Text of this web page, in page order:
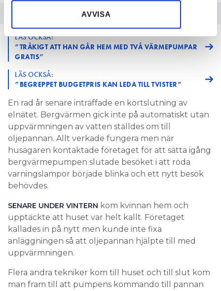
samlat in när du har använt deras tjänster.
AVVISA
LÄS OCKSÅ:
”TRÅKIGT ATT HAN GÅR HEM MED TVÅ VÄRMEPUMPAR
GRATIS”
LÄS OCKSÅ:
”BEGREPPET BUDGETPRIS KAN LEDA TILL TVISTER”
En rad år senare inträffade en kortslutning av
elnätet. Bergvärmen gick inte på automatiskt utan
uppvärmningen av vatten ställdes om till
oljepannan. Allt verkade fungera men när
husägaren kontaktade företaget för att sätta igång
bergvärmepumpen slutade besöket i att röda
varningslampor började blinka och ett nytt besök
behövdes.
SENARE UNDER VINTERN kom kvinnan hem och
upptäckte att huset var helt kallt. Företaget
kallades in på nytt men kunde inte fixa
anläggningen så att oljepannan hjälpte till med
uppvärmningen.
Flera andra tekniker kom till huset och till slut kom
man fram till att pumpens kommando till pannan